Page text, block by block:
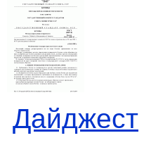
Дайджест